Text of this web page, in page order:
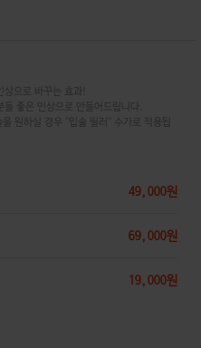
으로 바꾸는 효과!
좋은 인상으로 만들어드립니다.
원하실 경우 ''입술 필러'' 수가로 적용됩
49,000원
69,000원
19,000원